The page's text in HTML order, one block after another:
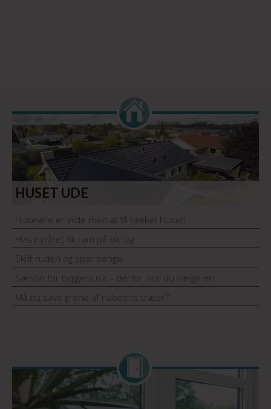
HUSET UDE
Husejere er vilde med at få tjekket huset!
Hvis nytåret fik ram på dit tag
Skift ruden og spar penge
Sæson for byggesjusk – derfor skal du vælge en
håndværker med garantiordning
Må du save grene af naboens træer?